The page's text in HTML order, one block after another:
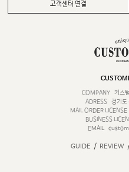
고객센터 연결
COMPANY
커스
ADRESS
경기도
MAIL ORDER LICENSE
BUSINESS
EMAIL
GUIDE / REVIEW